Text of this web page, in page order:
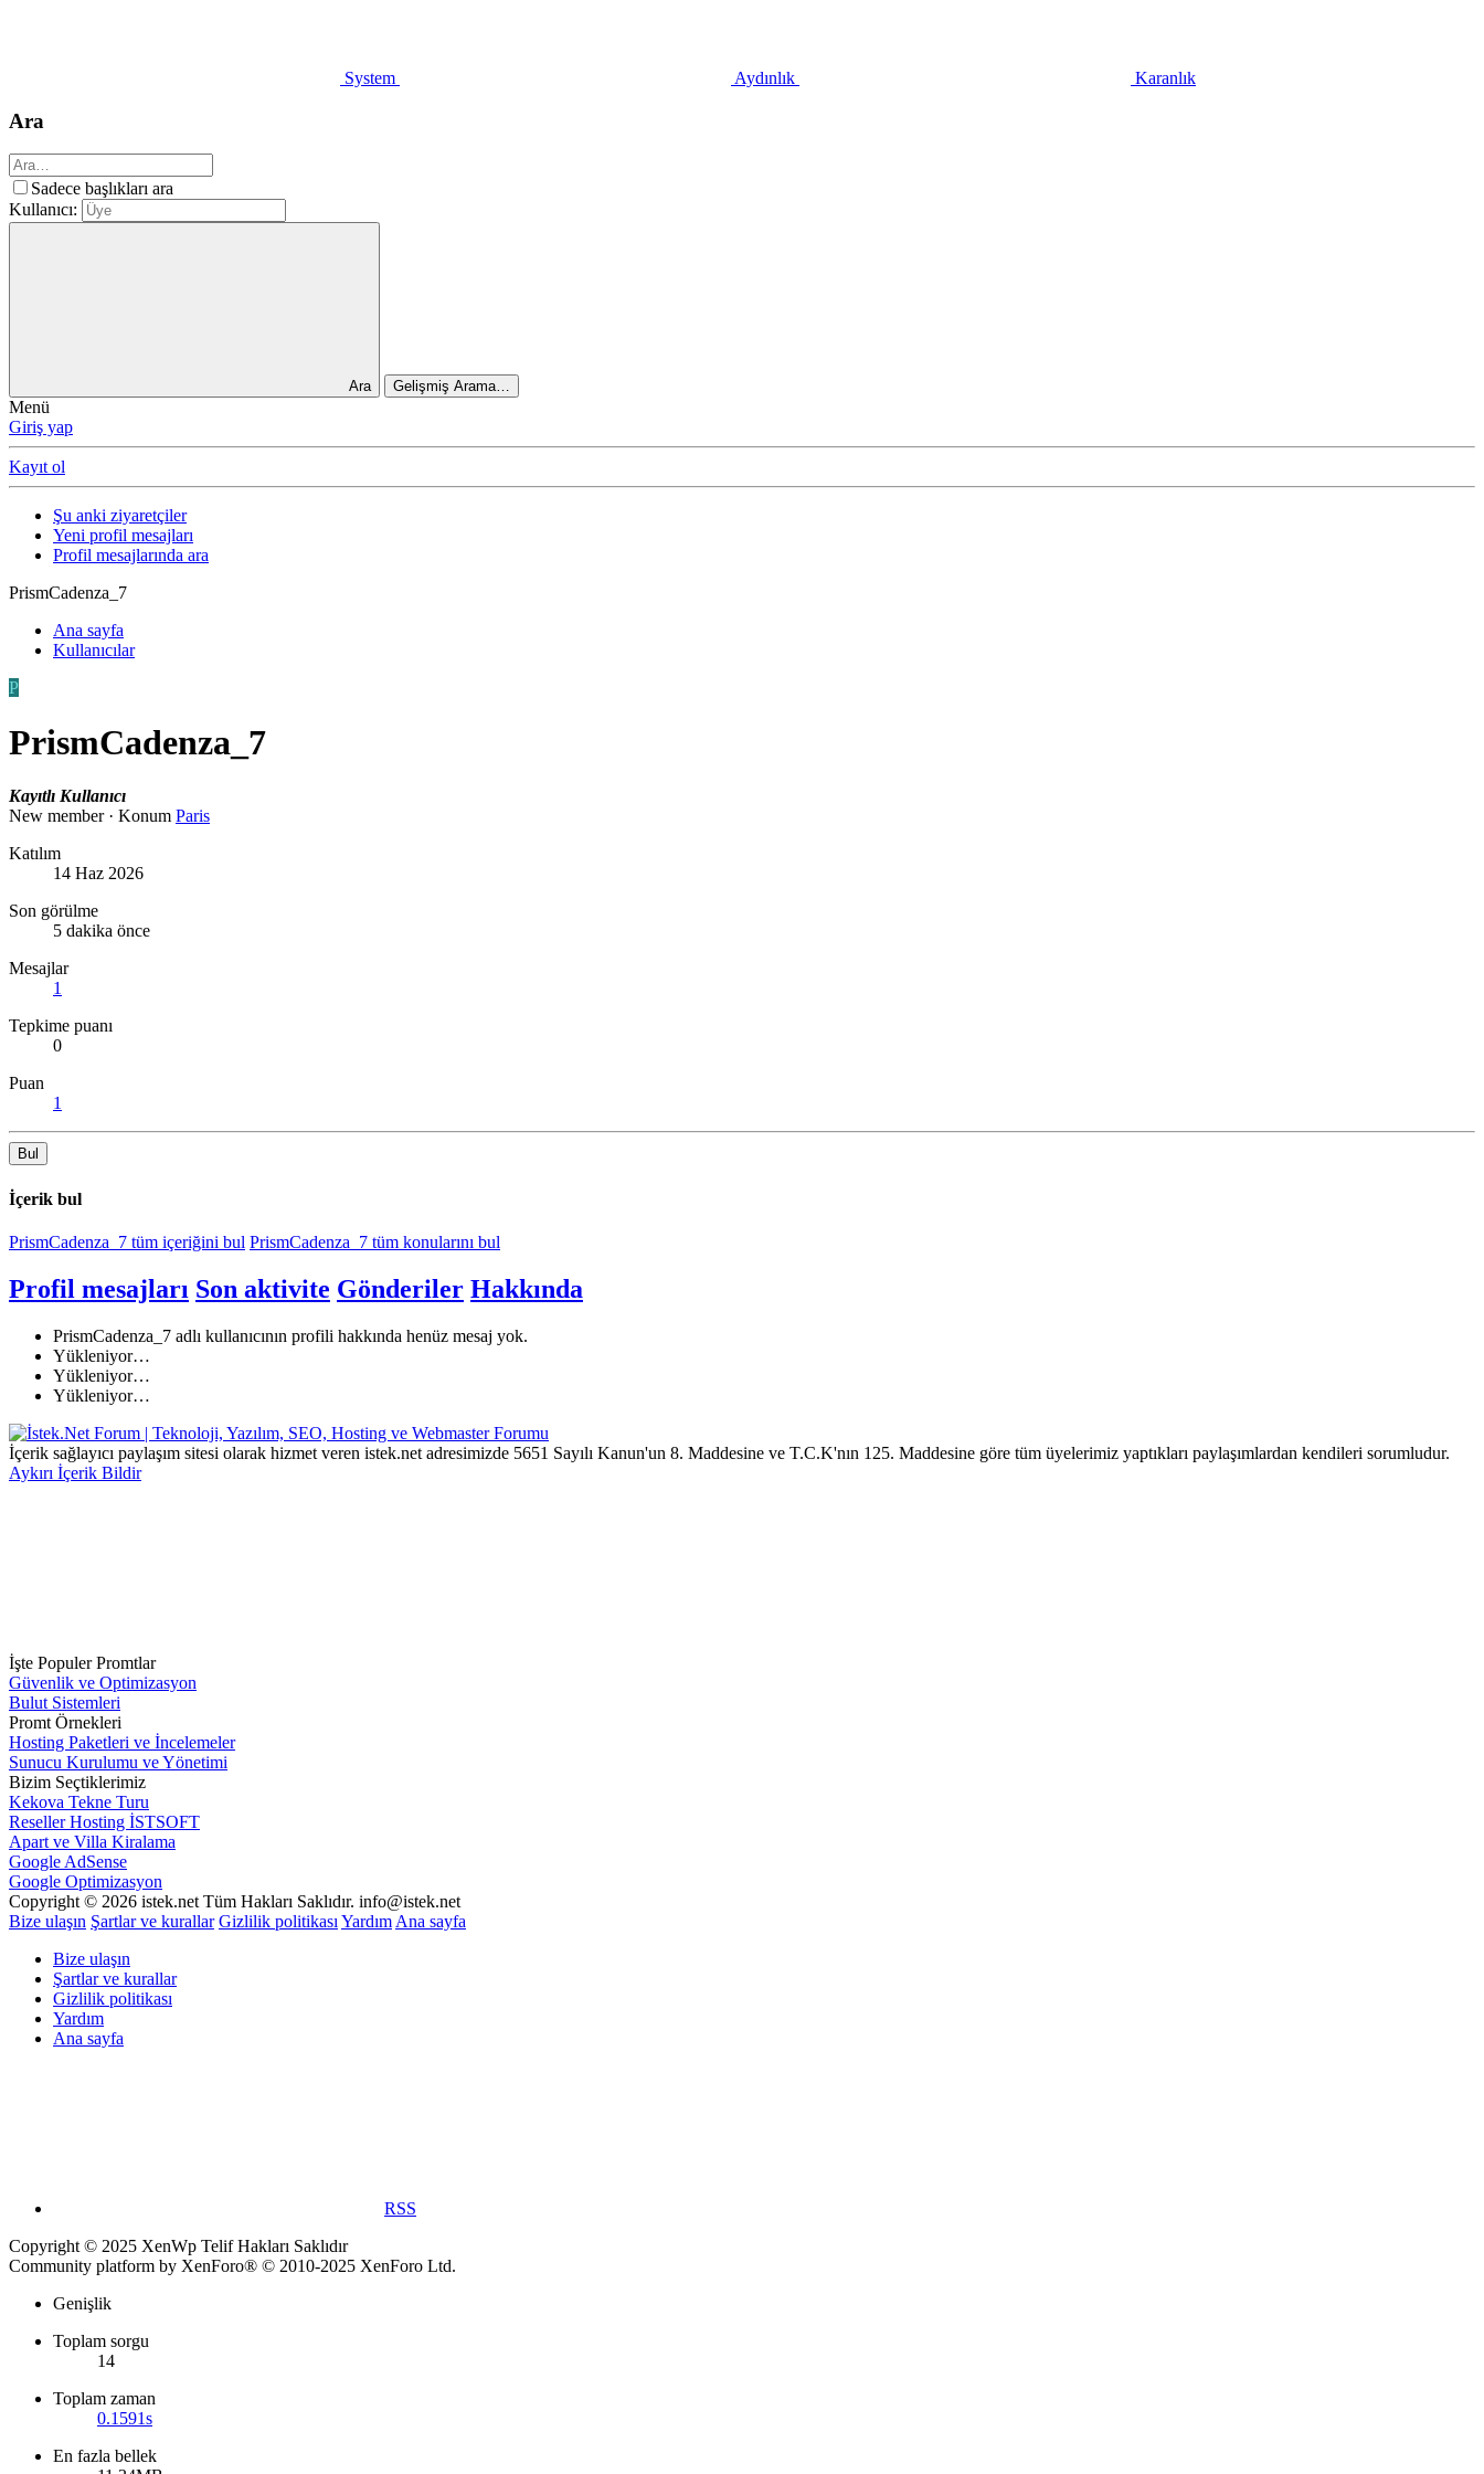
System Aydınlık Karanlık
Ara
Sadece başlıkları ara
Kullanıcı:
Ara Gelişmiş Arama…
Menü
Giriş yap
Kayıt ol
Şu anki ziyaretçiler
Yeni profil mesajları
Profil mesajlarında ara
PrismCadenza_7
Ana sayfa
Kullanıcılar
P
PrismCadenza_7
Kayıtlı Kullanıcı
New member · Konum Paris
Katılım
14 Haz 2026
Son görülme
5 dakika önce
Mesajlar
1
Tepkime puanı
0
Puan
1
Bul
İçerik bul
PrismCadenza_7 tüm içeriğini bul PrismCadenza_7 tüm konularını bul
Profil mesajları Son aktivite Gönderiler Hakkında
PrismCadenza_7 adlı kullanıcının profili hakkında henüz mesaj yok.
Yükleniyor…
Yükleniyor…
Yükleniyor…
İçerik sağlayıcı paylaşım sitesi olarak hizmet veren istek.net adresimizde 5651 Sayılı Kanun'un 8. Maddesine ve T.C.K'nın 125. Maddesine göre tüm üyelerimiz yaptıkları paylaşımlardan kendileri sorumludur.
Aykırı İçerik Bildir
İşte Populer Promtlar
Güvenlik ve Optimizasyon
Bulut Sistemleri
Promt Örnekleri
Hosting Paketleri ve İncelemeler
Sunucu Kurulumu ve Yönetimi
Bizim Seçtiklerimiz
Kekova Tekne Turu
Reseller Hosting İSTSOFT
Apart ve Villa Kiralama
Google AdSense
Google Optimizasyon
Copyright © 2026 istek.net Tüm Hakları Saklıdır. info@istek.net
Bize ulaşın Şartlar ve kurallar Gizlilik politikası Yardım Ana sayfa
Bize ulaşın
Şartlar ve kurallar
Gizlilik politikası
Yardım
Ana sayfa
RSS
Copyright © 2025 XenWp Telif Hakları Saklıdır
Community platform by XenForo® © 2010-2025 XenForo Ltd.
Genişlik
Toplam sorgu
14
Toplam zaman
0.1591s
En fazla bellek